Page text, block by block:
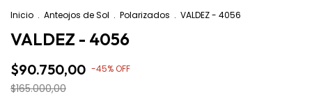
Inicio . Anteojos de Sol . Polarizados . VALDEZ - 4056
VALDEZ - 4056
$90.750,00 -45%OFF
$165.000,00